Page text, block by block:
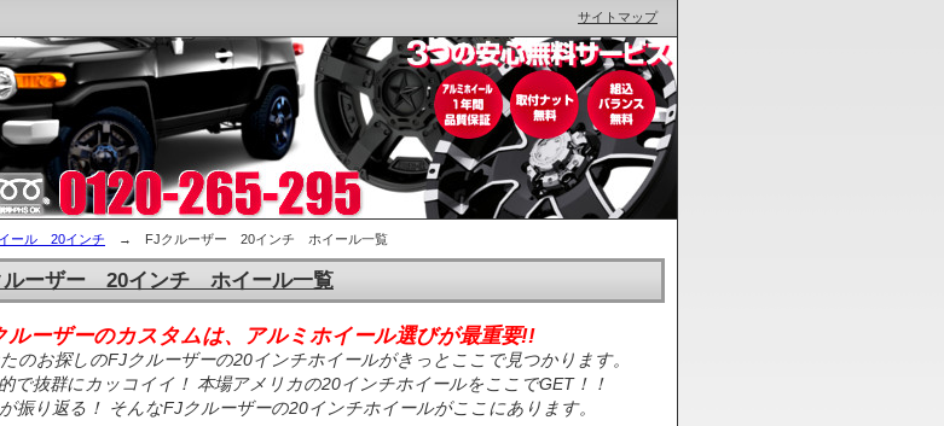
ルーザー 20インチ ホイール一覧
ルーザーのカスタムは、アルミホイール選びが最重要!!
のお探しのFJクルーザーの20インチホイールがきっとここで見つかります。
で抜群にカッコイイ！ 本場アメリカの20インチホイールをここでGET！！
振り返る！ そんなFJクルーザーの20インチホイールがここにあります。
サイトマップ
ール 20インチ → FJクルーザー 20インチ ホイール一覧